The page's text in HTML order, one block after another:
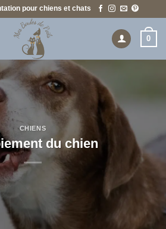
pour chiens et chats
0
CHIENS
du chien